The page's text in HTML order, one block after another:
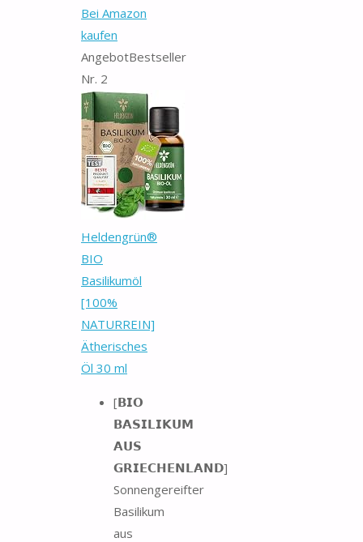
Bei Amazon
kaufen
AngebotBestseller
Nr. 2
Heldengrün®
BIO
Basilikumöl
[100%
NATURREIN]
Ätherisches
Öl 30 ml
[𝗕𝗜𝗢
𝗕𝗔𝗦𝗜𝗟𝗜𝗞𝗨𝗠
𝗔𝗨𝗦
𝗚𝗥𝗜𝗘𝗖𝗛𝗘𝗡𝗟𝗔𝗡𝗗]
Sonnengereifter
Basilikum
aus